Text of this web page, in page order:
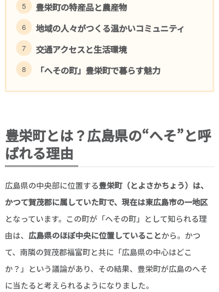
豊栄町の特産品と農産物
地域の人々がつくる温かいコミュニティ
交通アクセスと生活環境
「へその町」豊栄町で暮らす魅力
豊栄町とは？広島県の“へそ”と呼
ばれる理由
広島県の中央部に位置する豊栄町（とよさかちょう）は、
かつて賀茂郡に属していた町で、現在は東広島市の一地区
となっています。この町が「へその町」として知られる理
由は、 広島県のほぼ中央に位置していることから。かつ
て、南隣の賀茂郡福富町と共に「広島県の中心はどこ
か？」という議論があり、その結果、豊栄町が広島のへそ
に当たると考えられるようになりました。